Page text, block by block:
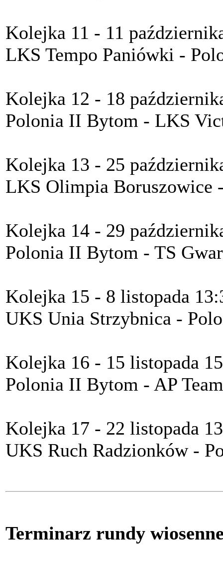
Kolejka 11 - 11
LKS Tempo Paniówki -
Kolejka 12 - 18
Polonia II Bytom - LKS
Kolejka 13 - 25
LKS Olimpia Boruszowice
Kolejka 14 - 29
Polonia II Bytom - TS
Kolejka 15 - 8 listopada
UKS Unia Strzybnica -
Kolejka 16 - 15 listopada
Polonia II Bytom - AP
Kolejka 17 - 22 listopada
UKS Ruch Radzionków -
Terminarz rundy